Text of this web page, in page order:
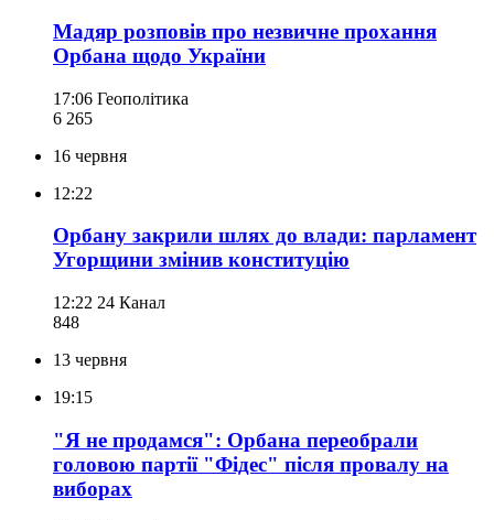
Мадяр розповів про незвичне прохання
Орбана щодо України
17:06 Геополітика
6 265
16 червня
12:22
Орбану закрили шлях до влади: парламент
Угорщини змінив конституцію
12:22 24 Канал
848
13 червня
19:15
"Я не продамся": Орбана переобрали
головою партії "Фідес" після провалу на
виборах